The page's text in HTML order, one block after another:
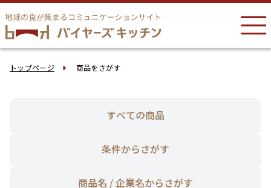
トップページ 商品をさがす
すべての商品
条件からさがす
商品名 / 企業名からさがす